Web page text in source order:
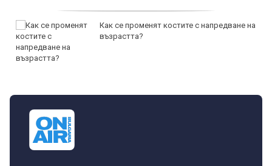
Как се променят костите с напредване на
възрастта?